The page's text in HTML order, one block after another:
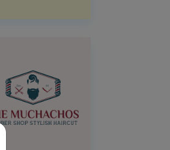
Close